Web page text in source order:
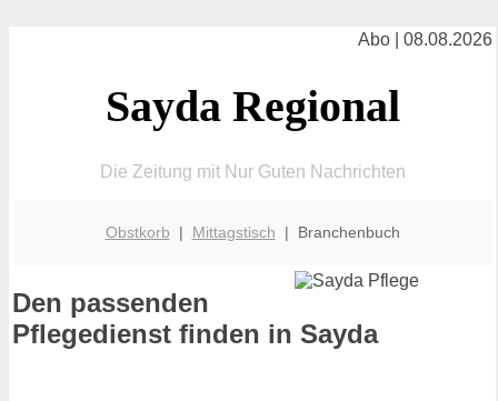
Abo | 08.08.2026
Sayda Regional
Die Zeitung mit Nur Guten Nachrichten
Obstkorb | Mittagstisch | Branchenbuch
Den passenden
Pflegedienst finden in Sayda